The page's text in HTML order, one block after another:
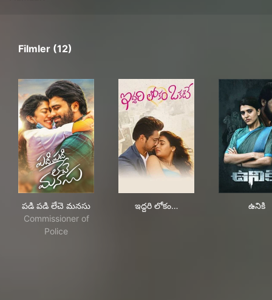
Filmler (12)
పడి పడి లేచె మనసు
Commissioner of
Police
ఇద్దరి లోకం… ఉనికి